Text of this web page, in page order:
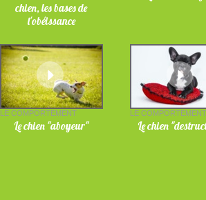
chien, les bases de
l'obéissance
LE COMPORTEMENT
Le chien "aboyeur"
LE COMPORTEMENT
Le chien